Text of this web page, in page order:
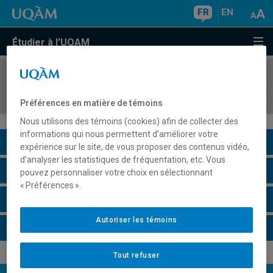
FR EN
Étudier à l'UQAM
COURS//
Description du cours
Horaire - Été 2026
Préférences en matière de témoins
Nous utilisons des témoins (cookies) afin de collecter des
informations qui nous permettent d’améliorer votre
expérience sur le site, de vous proposer des contenus vidéo,
d’analyser les statistiques de fréquentation, etc. Vous
pouvez personnaliser votre choix en sélectionnant
« Préférences ».
Tout refuser
Autoriser les témoins